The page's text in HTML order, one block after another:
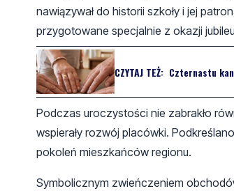
nawiązywał do historii szkoły i jej
przygotowane specjalnie z okazji
CZYTAJ TEŻ: Czternastu
Podczas uroczystości nie zabrakło
wspierały rozwój placówki.
pokoleń mieszkańców regionu.
Symbolicznym zwieńczeniem